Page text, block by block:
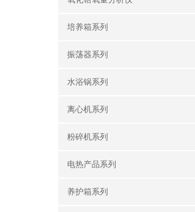
培养箱系列
振荡器系列
水浴锅系列
离心机系列
粉碎机系列
电热产品系列
养护箱系列